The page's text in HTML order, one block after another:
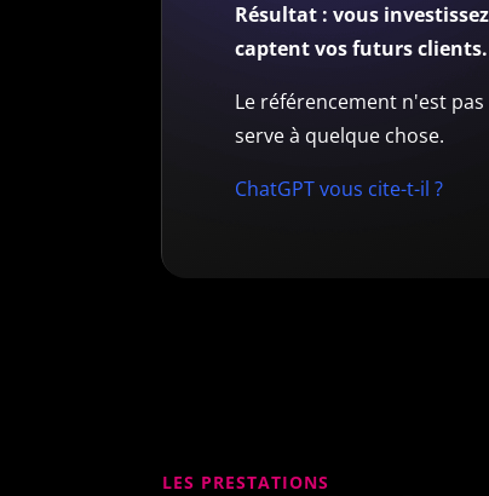
Résultat : vous
captent vos futurs clients.
Le référencement n'est
serve à quelque chose.
ChatGPT vous cite-t-il ?
LES PRESTATIONS